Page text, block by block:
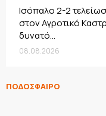
Ισόπαλο 2-2
στον Αγροτικό
δυνατό...
08.08.2026
ΠΟΔΟΣΦΑΙΡΟ